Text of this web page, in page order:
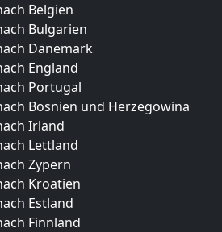
Belgien
Bulgarien
Dänemark
England
Portugal
Bosnien und Herzegowina
Irland
Lettland
Zypern
Kroatien
Estland
Finnland